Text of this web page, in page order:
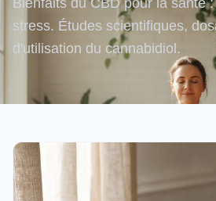
Bienfaits du CBD pour la santé
stress. Études scientifiques,
d'utilisation du cannabidiol.